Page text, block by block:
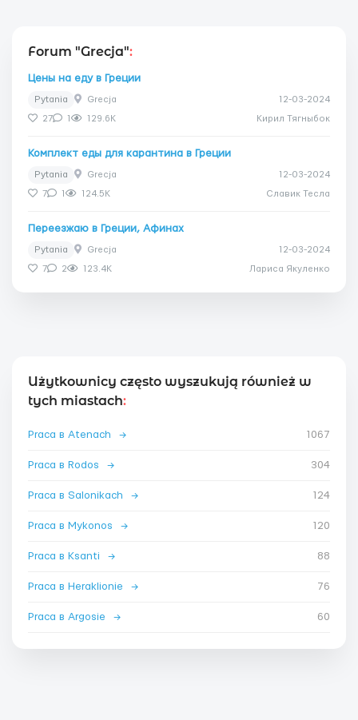
Forum "Grecja":
Цены на еду в Греции
Pytania Grecja 12-03-2024
27 1 129.6K Кирил Тягныбок
Комплект еды для карантина в Греции
Pytania Grecja 12-03-2024
7 1 124.5K Славик Тесла
Переезжаю в Греции, Афинах
Pytania Grecja 12-03-2024
7 2 123.4K Лариса Якуленко
Użytkownicy często wyszukują również w
tych miastach:
Praca в Atenach → 1067
Praca в Rodos → 304
Praca в Salonikach → 124
Praca в Mykonos → 120
Praca в Ksanti → 88
Praca в Heraklionie → 76
Praca в Argosie → 60